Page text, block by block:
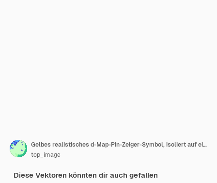
Gelbes realistisches d-Map-Pin-Zeiger-Symbol, isoliert auf einer weißen Vektor-Bildung
top_image
Diese Vektoren könnten dir auch gefallen